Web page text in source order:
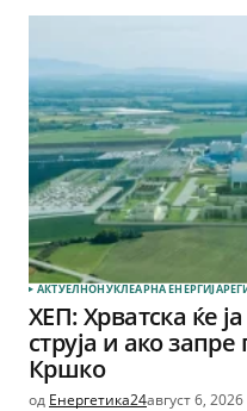
АКТУЕЛНОНУКЛЕАРНА ЕНЕРГИЈА
ХЕП: Хрватска ќе
струја и ако
Кршко
од Енергетика24август 6, 2026